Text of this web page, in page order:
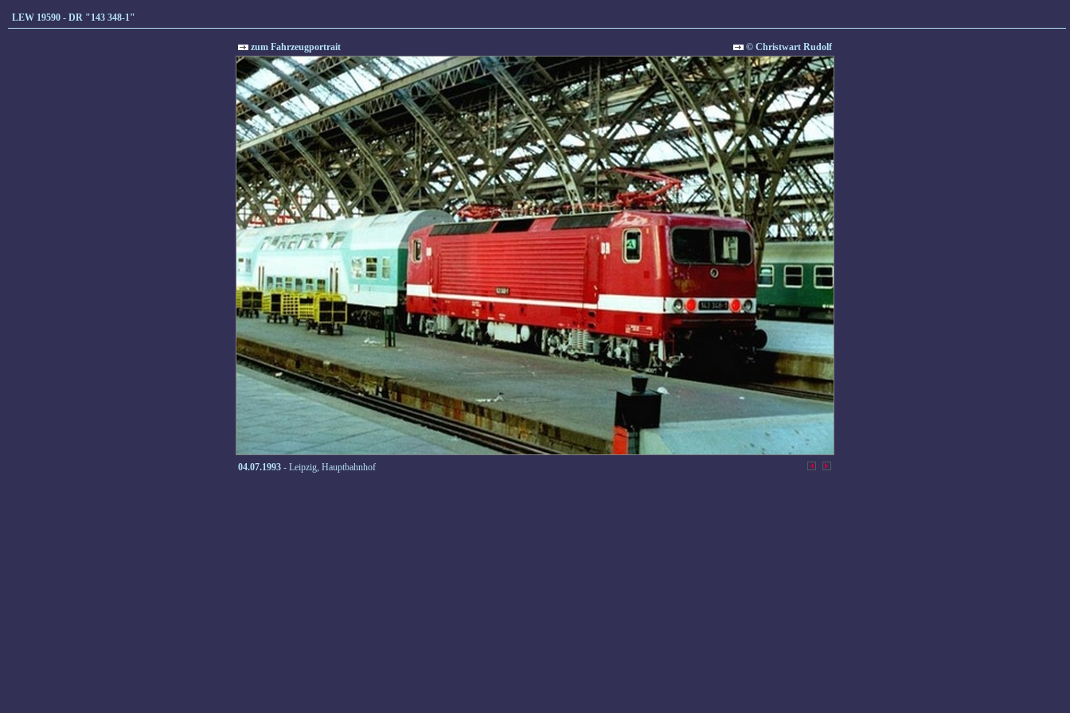
LEW 19590 - DR "143 348-1"
zum Fahrzeugportrait © Christwart Rudolf
04.07.1993 - Leipzig, Hauptbahnhof